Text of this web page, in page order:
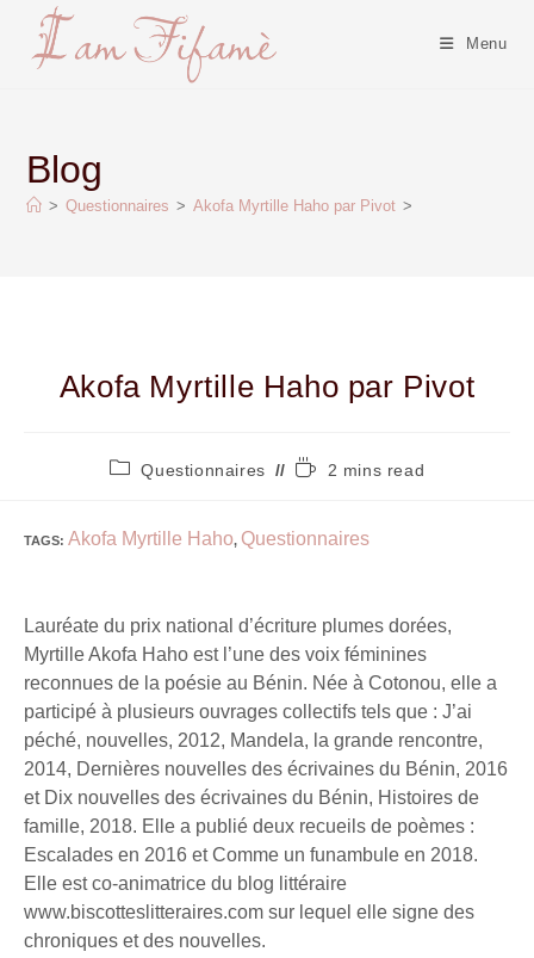
Menu
Blog
> Questionnaires > Akofa Myrtille Haho par Pivot >
Akofa Myrtille Haho par Pivot
Questionnaires 2 mins read
TAGS: Akofa Myrtille Haho, Questionnaires
Lauréate du prix national d’écriture plumes dorées,
Myrtille Akofa Haho est l’une des voix féminines
reconnues de la poésie au Bénin. Née à Cotonou, elle a
participé à plusieurs ouvrages collectifs tels que : J’ai
péché, nouvelles, 2012, Mandela, la grande rencontre,
2014, Dernières nouvelles des écrivaines du Bénin, 2016
et Dix nouvelles des écrivaines du Bénin, Histoires de
famille, 2018. Elle a publié deux recueils de poèmes :
Escalades en 2016 et Comme un funambule en 2018.
Elle est co-animatrice du blog littéraire
www.biscotteslitteraires.com sur lequel elle signe des
chroniques et des nouvelles.